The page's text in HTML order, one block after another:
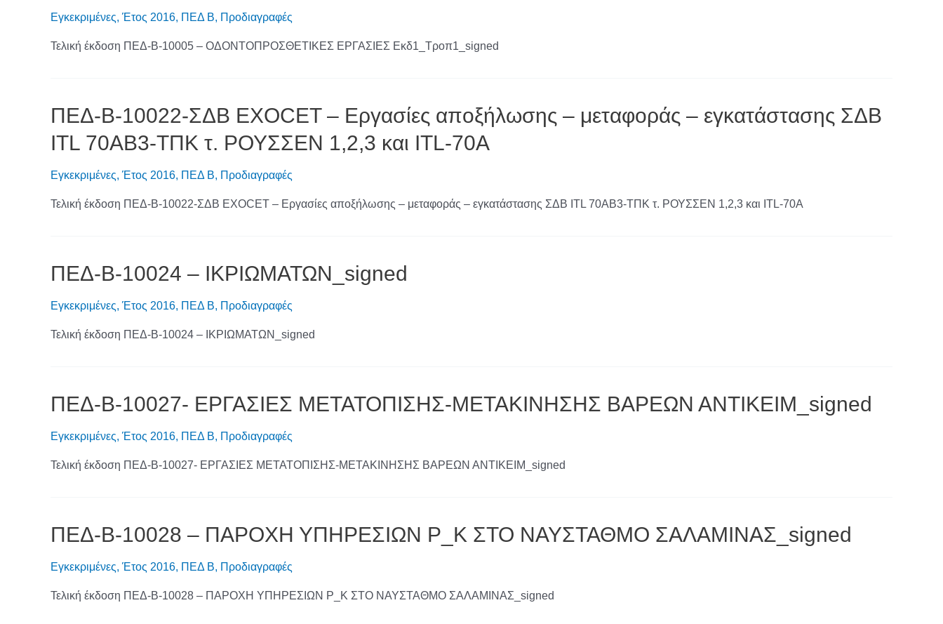
Εγκεκριμένες, Έτος 2016, ΠΕΔ Β, Προδιαγραφές
Τελική έκδοση ΠΕΔ-Β-10005 – ΟΔΟΝΤΟΠΡΟΣΘΕΤΙΚΕΣ ΕΡΓΑΣΙΕΣ Εκδ1_Τροπ1_signed
ΠΕΔ-Β-10022-ΣΔΒ EXOCET – Eργασίες αποξήλωσης – μεταφοράς – εγκατάστασης ΣΔΒ
ITL 70AB3-ΤΠΚ τ. ΡΟΥΣΣΕΝ 1,2,3 και ITL-70A
Εγκεκριμένες, Έτος 2016, ΠΕΔ Β, Προδιαγραφές
Τελική έκδοση ΠΕΔ-Β-10022-ΣΔΒ EXOCET – Eργασίες αποξήλωσης – μεταφοράς – εγκατάστασης ΣΔΒ ITL 70AB3-ΤΠΚ τ. ΡΟΥΣΣΕΝ 1,2,3 και ITL-70A
ΠΕΔ-Β-10024 – ΙΚΡΙΩΜΑΤΩΝ_signed
Εγκεκριμένες, Έτος 2016, ΠΕΔ Β, Προδιαγραφές
Τελική έκδοση ΠΕΔ-Β-10024 – ΙΚΡΙΩΜΑΤΩΝ_signed
ΠΕΔ-Β-10027- ΕΡΓΑΣΙΕΣ ΜΕΤΑΤΟΠΙΣΗΣ-ΜΕΤΑΚΙΝΗΣΗΣ ΒΑΡΕΩΝ ΑΝΤΙΚΕΙΜ_signed
Εγκεκριμένες, Έτος 2016, ΠΕΔ Β, Προδιαγραφές
Τελική έκδοση ΠΕΔ-Β-10027- ΕΡΓΑΣΙΕΣ ΜΕΤΑΤΟΠΙΣΗΣ-ΜΕΤΑΚΙΝΗΣΗΣ ΒΑΡΕΩΝ ΑΝΤΙΚΕΙΜ_signed
ΠΕΔ-Β-10028 – ΠΑΡΟΧΗ ΥΠΗΡΕΣΙΩΝ Ρ_Κ ΣΤΟ ΝΑΥΣΤΑΘΜΟ ΣΑΛΑΜΙΝΑΣ_signed
Εγκεκριμένες, Έτος 2016, ΠΕΔ Β, Προδιαγραφές
Τελική έκδοση ΠΕΔ-Β-10028 – ΠΑΡΟΧΗ ΥΠΗΡΕΣΙΩΝ Ρ_Κ ΣΤΟ ΝΑΥΣΤΑΘΜΟ ΣΑΛΑΜΙΝΑΣ_signed